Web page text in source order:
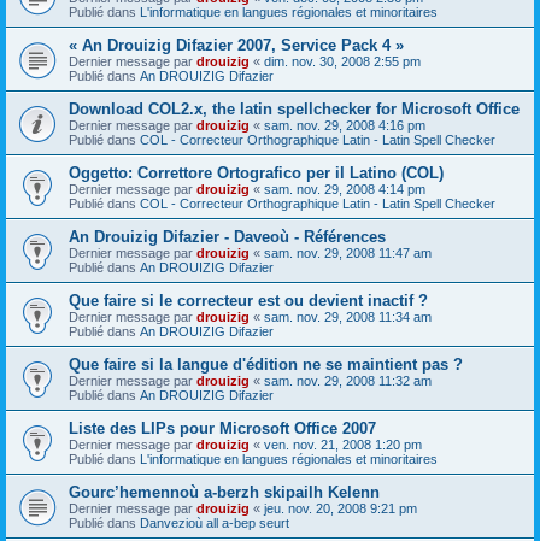
Publié dans L'informatique en langues régionales et minoritaires
« An Drouizig Difazier 2007, Service Pack 4 »
Dernier message par drouizig « dim. nov. 30, 2008 2:55 pm
Publié dans An DROUIZIG Difazier
Download COL2.x, the latin spellchecker for Microsoft Office
Dernier message par drouizig « sam. nov. 29, 2008 4:16 pm
Publié dans COL - Correcteur Orthographique Latin - Latin Spell Checker
Oggetto: Correttore Ortografico per il Latino (COL)
Dernier message par drouizig « sam. nov. 29, 2008 4:14 pm
Publié dans COL - Correcteur Orthographique Latin - Latin Spell Checker
An Drouizig Difazier - Daveoù - Références
Dernier message par drouizig « sam. nov. 29, 2008 11:47 am
Publié dans An DROUIZIG Difazier
Que faire si le correcteur est ou devient inactif ?
Dernier message par drouizig « sam. nov. 29, 2008 11:34 am
Publié dans An DROUIZIG Difazier
Que faire si la langue d'édition ne se maintient pas ?
Dernier message par drouizig « sam. nov. 29, 2008 11:32 am
Publié dans An DROUIZIG Difazier
Liste des LIPs pour Microsoft Office 2007
Dernier message par drouizig « ven. nov. 21, 2008 1:20 pm
Publié dans L'informatique en langues régionales et minoritaires
Gourc’hemennoù a-berzh skipailh Kelenn
Dernier message par drouizig « jeu. nov. 20, 2008 9:21 pm
Publié dans Danvezioù all a-bep seurt